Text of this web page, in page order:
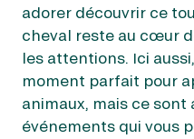
adorer découvrir ce
cheval reste au cœur
les attentions. Ici
moment parfait pour
animaux, mais ce sont
événements qui vous